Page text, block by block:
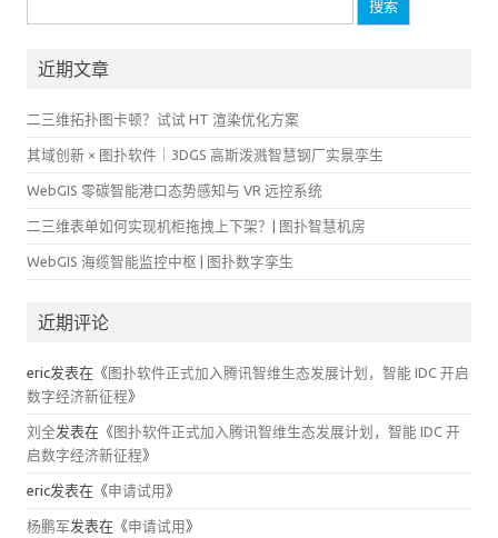
索：
近期文章
二三维拓扑图卡顿？试试 HT 渲染优化方案
其域创新 × 图扑软件｜3DGS 高斯泼溅智慧钢厂实景孪生
WebGIS 零碳智能港口态势感知与 VR 远控系统
二三维表单如何实现机柜拖拽上下架？| 图扑智慧机房
WebGIS 海缆智能监控中枢 | 图扑数字孪生
近期评论
eric发表在《图扑软件正式加入腾讯智维生态发展计划，智能 IDC 开启
数字经济新征程》
刘全发表在《图扑软件正式加入腾讯智维生态发展计划，智能 IDC 开
启数字经济新征程》
eric发表在《申请试用》
杨鹏军发表在《申请试用》